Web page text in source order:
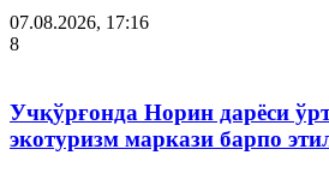
07.08.2026, 17:16
8
Учқўрғонда Норин дарёси
экотуризм маркази барпо